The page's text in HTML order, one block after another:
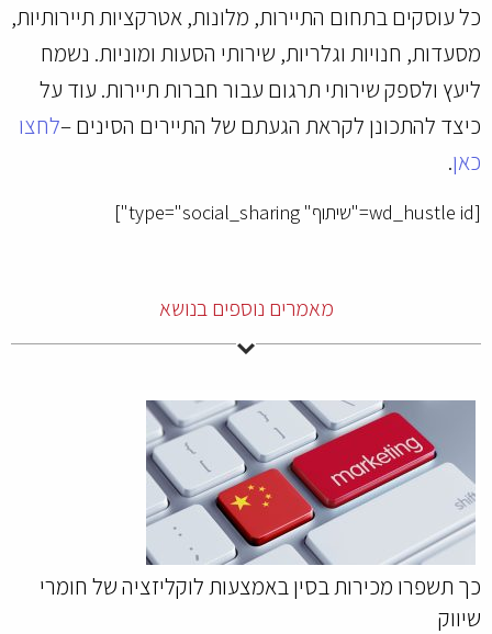
כל עוסקים בתחום התיירות, מלונות, אטרקציות תיירותיות,
מסעדות, חנויות וגלריות, שירותי הסעות ומוניות. נשמח
ליעץ ולספק שירותי תרגום עבור חברות תיירות. עוד על
כיצד להתכונן לקראת הגעתם של התיירים הסינים –לחצו
כאן.
[wd_hustle id="שיתוף" type="social_sharing"]
מאמרים נוספים בנושא
כך תשפרו מכירות בסין באמצעות לוקליזציה של חומרי
שיווק